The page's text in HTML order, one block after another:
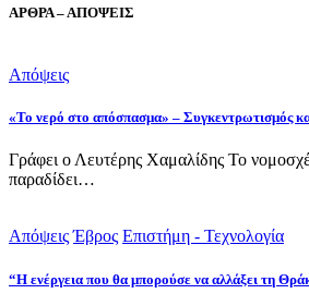
ΑΡΘΡΑ – ΑΠΟΨΕΙΣ
Απόψεις
«Το νερό στο απόσπασμα» – Συγκεντρωτισμός
Γράφει ο Λευτέρης Χαμαλίδης Το
παραδίδει…
Απόψεις Έβρος Επιστήμη - Τεχνολογία
“Η ενέργεια που θα μπορούσε να αλλάξει τη